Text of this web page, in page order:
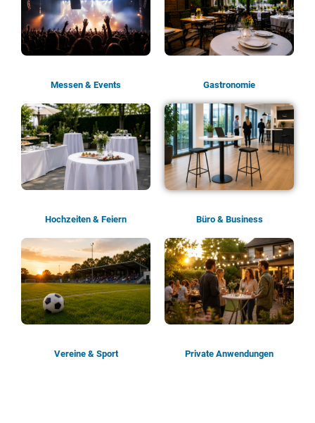
Messen & Events Gastronomie
Hochzeiten & Feiern Büro & Business
Vereine & Sport Private Anwendungen